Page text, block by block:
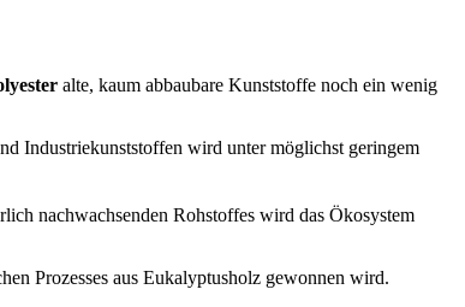
alte, kaum abbaubare Kunststoffe noch ein wenig
Industriekunststoffen wird unter möglichst geringem
nachwachsenden Rohstoffes wird das Ökosystem
Prozesses aus Eukalyptusholz gewonnen wird.